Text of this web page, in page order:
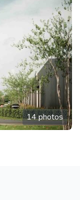
14 photos